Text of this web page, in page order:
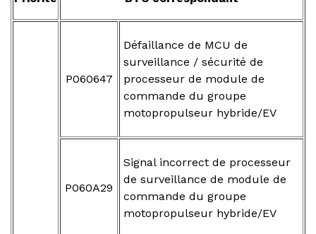
P060647
Défaillance de MCU de
surveillance / sécurité de
processeur de module de
commande du groupe
motopropulseur hybride/EV
P060A29
Signal incorrect de processeur
de surveillance de module de
commande du groupe
motopropulseur hybride/EV